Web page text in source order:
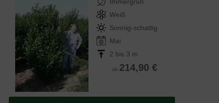
Weiß
Sonnig-schattig
Mai
2 bis 3 m
ab 214,90 €